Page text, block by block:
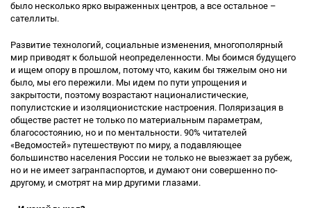
было несколько ярко выраженных центров, а все остальное –
сателлиты.
Развитие технологий, социальные изменения, многополярный
мир приводят к большой неопределенности. Мы боимся будущего
и ищем опору в прошлом, потому что, каким бы тяжелым оно ни
было, мы его пережили. Мы идем по пути упрощения и
закрытости, поэтому возрастают националистические,
популистские и изоляционистские настроения. Поляризация в
обществе растет не только по материальным параметрам,
благосостоянию, но и по ментальности. 90% читателей
«Ведомостей» путешествуют по миру, а подавляющее
большинство населения России не только не выезжает за рубеж,
но и не имеет загранпаспортов, и думают они совершенно по-
другому, и смотрят на мир другими глазами.